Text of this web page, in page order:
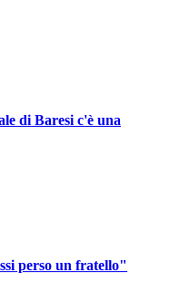
di Baresi c'è una
perso un fratello"